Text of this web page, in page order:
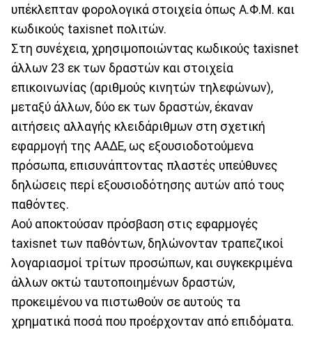
υπέκλεπταν φορολογικά στοιχεία όπως Α.Φ.Μ. και
κωδικούς taxisnet πολιτών.
Στη συνέχεια, χρησιμοποιώντας κωδικούς taxisnet
άλλων 23 εκ των δραστών και στοιχεία
επικοινωνίας (αριθμούς κινητών τηλεφώνων),
μεταξύ άλλων, δύο εκ των δραστών, έκαναν
αιτήσεις αλλαγής κλειδάριθμων στη σχετική
εφαρμογή της ΑΑΔΕ, ως εξουσιοδοτούμενα
πρόσωπα, επισυνάπτοντας πλαστές υπεύθυνες
δηλώσεις περί εξουσιοδότησης αυτών από τους
παθόντες.
Αού αποκτούσαν πρόσβαση στις εφαρμογές
taxisnet των παθόντων, δηλώνονταν τραπεζικοί
λογαριασμοί τρίτων προσώπων, και συγκεκριμένα
άλλων οκτώ ταυτοποιημένων δραστών,
προκειμένου να πιστωθούν σε αυτούς τα
χρηματικά ποσά που προέρχονταν από επιδόματα.